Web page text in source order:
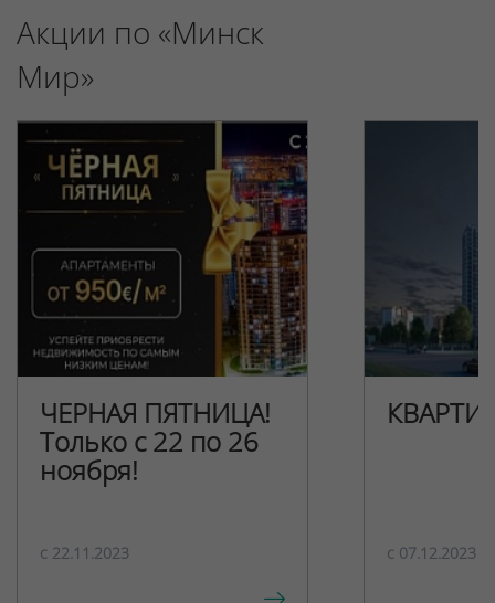
Акции по «Минск
Мир»
ЧЕРНАЯ ПЯТНИЦА!
Только с 22 по 26
ноября!
c 22.11.2023 c 07.12.2023